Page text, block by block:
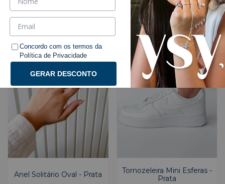
Talvez você se interesse pelos seguintes produtos.
Anel Solitário Oval - Prata
Tornozeleira Mini Esferas -
Prata
Concordo com os termos da
Política de Privacidade
GERAR DESCONTO